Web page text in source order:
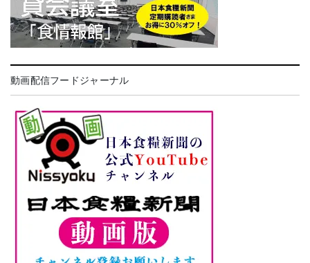
動画配信フードジャーナル